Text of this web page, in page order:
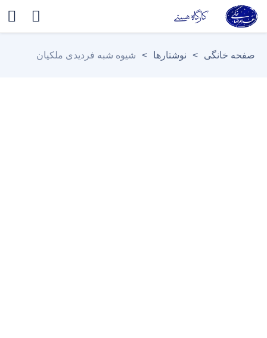
صفحه خانگی > نوشتارها > شیوه شبه‌ فردیدی ملکیان